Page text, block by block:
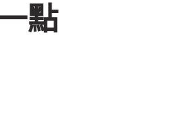
點